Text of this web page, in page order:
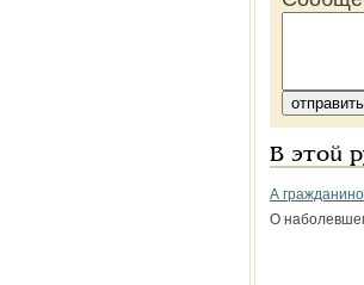
В этой
А
О